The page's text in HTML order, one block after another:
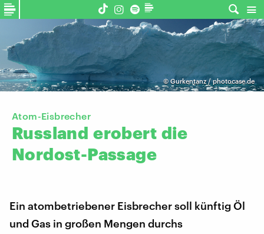
©Gurkentanz / photocase.de
Atom-Eisbrecher
Russland erobert die
Nordost-Passage
Ein atombetriebener Eisbrecher soll künftig Öl
und Gas in großen Mengen durchs